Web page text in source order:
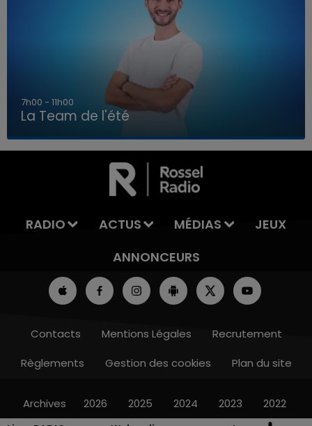
LA TEAM DE L'ÉTÉ
7h00 - 11h00
La Team de l'été
RADIO ACTUS MÉDIAS
JEUX
ANNONCEURS
Contacts Mentions Légales
Recrutement
Règlements
Gestion des cookies Plan du site
Archives 2026 2025 2024 2023 2022